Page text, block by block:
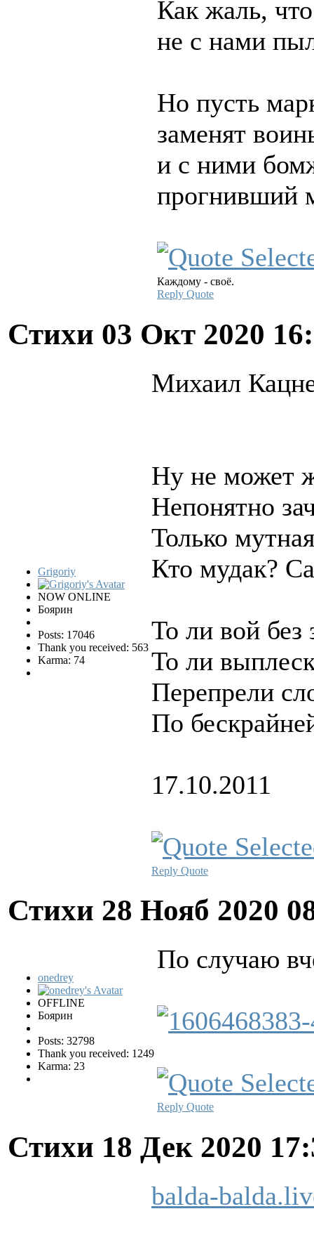
Как жаль,
не с нами
Но пусть
заменят
и с ними
прогнивший
Каждому - своё.
Reply Quote
Стихи 03 Окт 2020
Grigoriy
NOW ONLINE
Боярин
Posts: 17046
Thank you received: 563
Karma: 74
Михаил
Ну не может
Непонятно
Только
Кто мудак?
То ли вой
То ли
Перепрели
По
17.10.2011
Reply Quote
Стихи 28 Нояб 2020
onedrey
OFFLINE
Боярин
Posts: 32798
Thank you received: 1249
Karma: 23
По случаю
Reply Quote
Стихи 18 Дек 2020
balda-